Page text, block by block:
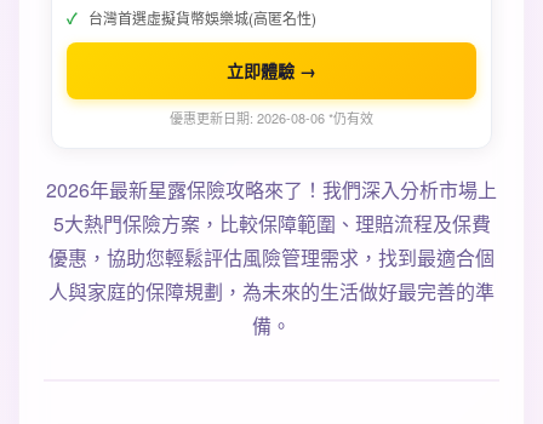
台灣首選虛擬貨幣娛樂城(高匿名性)
立即體驗 →
優惠更新日期: 2026-08-06 *仍有效
2026年最新星露保險攻略來了！我們深入分析市場上
5大熱門保險方案，比較保障範圍、理賠流程及保費
優惠，協助您輕鬆評估風險管理需求，找到最適合個
人與家庭的保障規劃，為未來的生活做好最完善的準
備。